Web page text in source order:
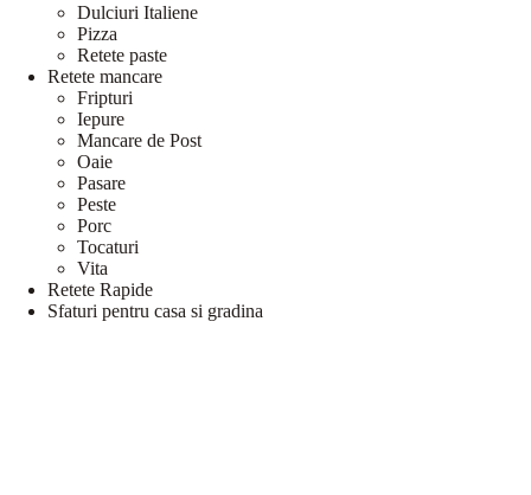
Dulciuri Italiene
Pizza
Retete paste
Retete mancare
Fripturi
Iepure
Mancare de Post
Oaie
Pasare
Peste
Porc
Tocaturi
Vita
Retete Rapide
Sfaturi pentru casa si gradina